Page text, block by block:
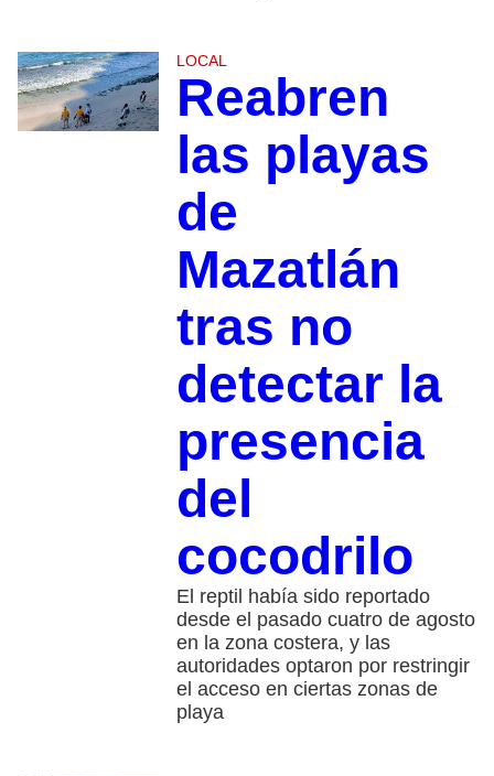
LOCAL
Reabren
las playas
de
Mazatlán
tras no
detectar la
presencia
del
cocodrilo
El reptil había sido reportado
desde el pasado cuatro de agosto
en la zona costera, y las
autoridades optaron por restringir
el acceso en ciertas zonas de
playa